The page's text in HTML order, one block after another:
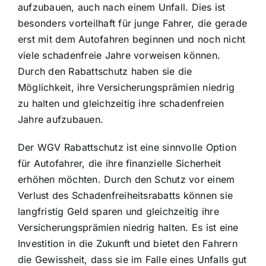
aufzubauen, auch nach einem Unfall. Dies ist
besonders vorteilhaft für junge Fahrer, die gerade
erst mit dem Autofahren beginnen und noch nicht
viele schadenfreie Jahre vorweisen können.
Durch den Rabattschutz haben sie die
Möglichkeit, ihre Versicherungsprämien niedrig
zu halten und gleichzeitig ihre schadenfreien
Jahre aufzubauen.
Der WGV Rabattschutz ist eine sinnvolle Option
für Autofahrer, die ihre finanzielle Sicherheit
erhöhen möchten. Durch den Schutz vor einem
Verlust des Schadenfreiheitsrabatts können sie
langfristig Geld sparen und gleichzeitig ihre
Versicherungsprämien niedrig halten. Es ist eine
Investition in die Zukunft und bietet den Fahrern
die Gewissheit, dass sie im Falle eines Unfalls gut